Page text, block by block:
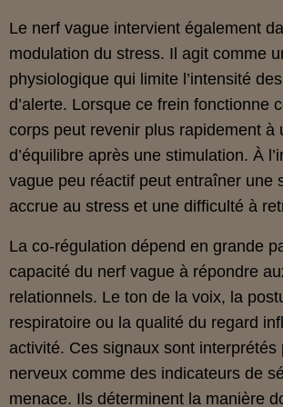
Le nerf vague intervient également
modulation du stress. Il agit comme
physiologique qui limite l’intensité
d’alerte. Lorsque ce frein fonctionne
corps peut revenir plus rapidement à
d’équilibre après une stimulation. À
vague peu réactif peut entraîner une
accrue au stress et une difficulté à
La co‑régulation dépend en grande
capacité du nerf vague à répondre
relationnels. Le ton de la voix, la
respiratoire ou la qualité du regard
activité. Ces signaux sont interprétés
nerveux comme des indicateurs de
menace. Ils déterminent la manière